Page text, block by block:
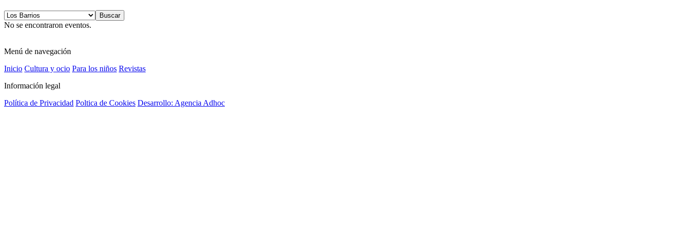
No se encontraron eventos.
Menú de navegación
Inicio Cultura y ocio Para los niños Revistas
Información legal
Política de Privacidad Poltica de Cookies Desarrollo: Agencia Adhoc